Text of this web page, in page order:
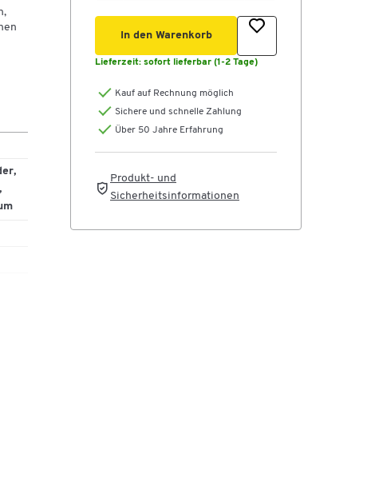
In den Warenkorb
Lieferzeit: sofort lieferbar (1-2 Tage)
Kauf auf Rechnung möglich
Sichere und schnelle Zahlung
Über 50 Jahre Erfahrung
Produkt- und
Sicherheitsinformationen